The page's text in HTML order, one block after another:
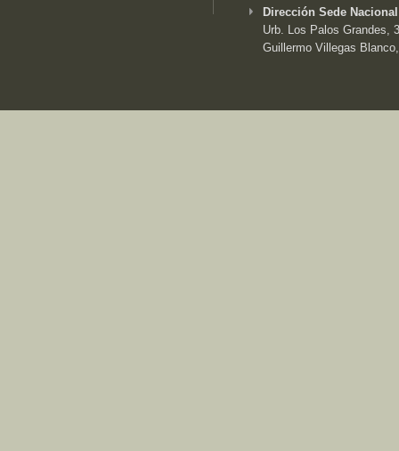
Dirección Sede
Urb. Los Palos Grandes,
Guillermo Villegas